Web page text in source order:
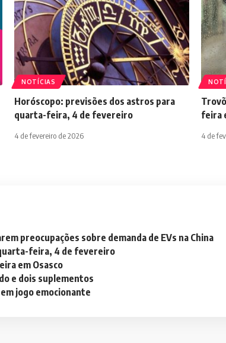
NOTÍCIAS
Horóscopo: previsões dos astros para
quarta-feira, 4 de fevereiro
4 de fevereiro de 2026
feira
4 de
preocupações sobre demanda de EVs na China
feira, 4 de fevereiro
em Osasco
e dois suplementos
jogo emocionante